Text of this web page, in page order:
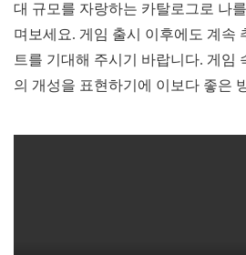
대 규모를 자랑하는 카탈로그로 나
며보세요. 게임 출시 이후에도 계속
트를 기대해 주시기 바랍니다. 게임
의 개성을 표현하기에 이보다 좋은